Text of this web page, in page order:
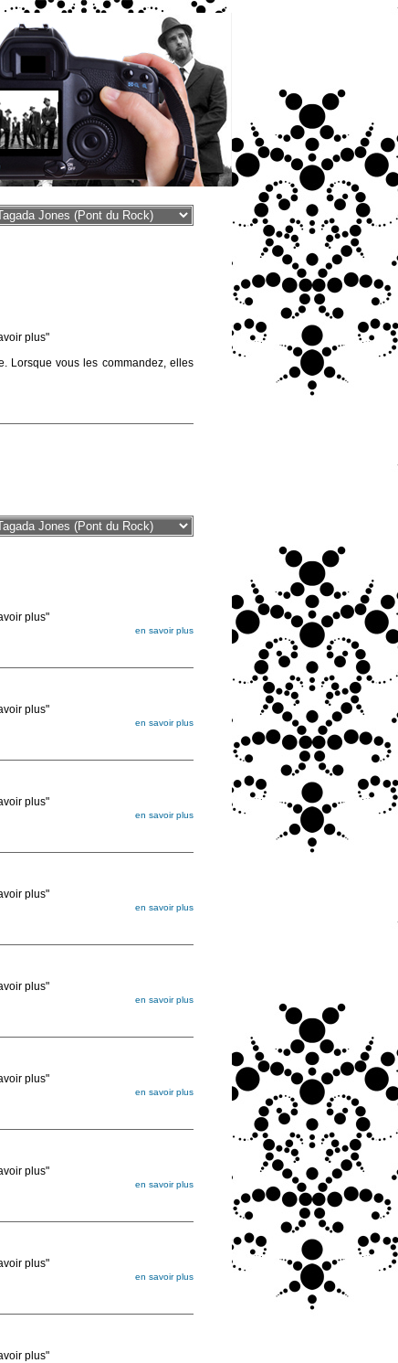
plus"
Lorsque vous les commandez, elles
plus"
en savoir plus
plus"
en savoir plus
plus"
en savoir plus
plus"
en savoir plus
plus"
en savoir plus
plus"
en savoir plus
plus"
en savoir plus
plus"
en savoir plus
plus"